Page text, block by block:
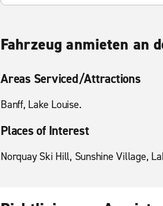
Fahrzeug anmieten an
Areas Serviced/Attractions
Banff, Lake Louise.
Places of Interest
Norquay Ski Hill, Sunshine Village,